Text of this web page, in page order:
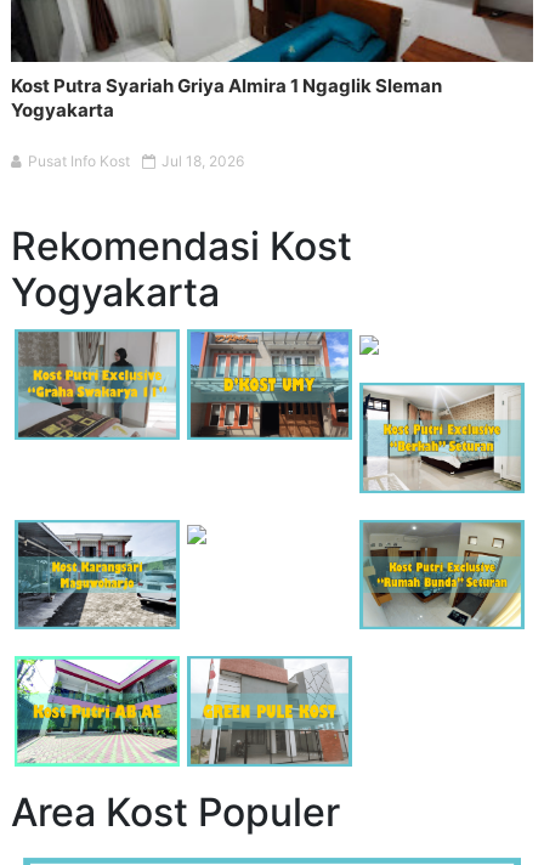
Kost Putra Syariah Griya Almira 1 Ngaglik Sleman
Yogyakarta
Pusat Info Kost Jul 18, 2026
Rekomendasi Kost
Yogyakarta
Area Kost Populer